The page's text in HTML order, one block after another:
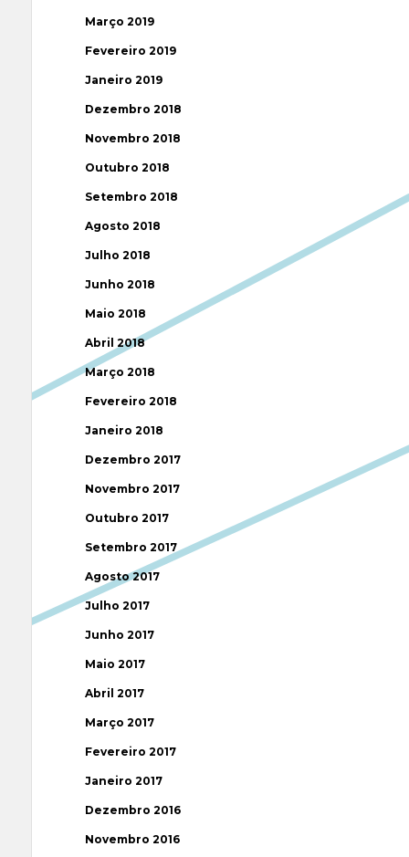
Março 2019
Fevereiro 2019
Janeiro 2019
Dezembro 2018
Novembro 2018
Outubro 2018
Setembro 2018
Agosto 2018
Julho 2018
Junho 2018
Maio 2018
Abril 2018
Março 2018
Fevereiro 2018
Janeiro 2018
Dezembro 2017
Novembro 2017
Outubro 2017
Setembro 2017
Agosto 2017
Julho 2017
Junho 2017
Maio 2017
Abril 2017
Março 2017
Fevereiro 2017
Janeiro 2017
Dezembro 2016
Novembro 2016